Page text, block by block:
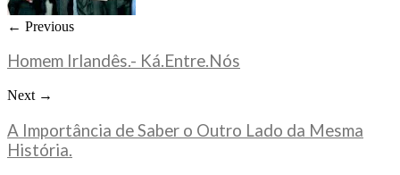
← Previous
Homem Irlandês.- Ká.Entre.Nós
Next →
A Importância de Saber o Outro Lado da Mesma
História.